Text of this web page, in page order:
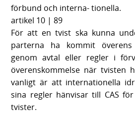
förbund och interna- tionella.
artikel 10 | 89
För att en tvist ska kunna
parterna ha kommit
genom avtal eller regler i
överenskommelse när tvisten
vanligt är att internationella
sina regler hänvisar till CAS
tvister.